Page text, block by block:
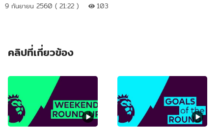
9 กันยายน 2560 ( 21:22 ) 103
คลิปที่เกี่ยวข้อง